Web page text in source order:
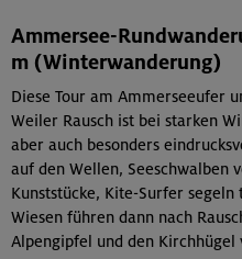
Ammersee-
m (Winterwanderung)
Diese Tour am Ammerseeufer
Weiler Rausch ist bei starken
aber auch besonders
auf den Wellen, Seeschwalben
Kunststücke, Kite-Surfer
Wiesen führen dann nach
Alpengipfel und den Kirchhügel